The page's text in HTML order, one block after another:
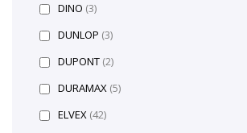
DINO (3)
DUNLOP (3)
DUPONT (2)
DURAMAX (5)
ELVEX (42)